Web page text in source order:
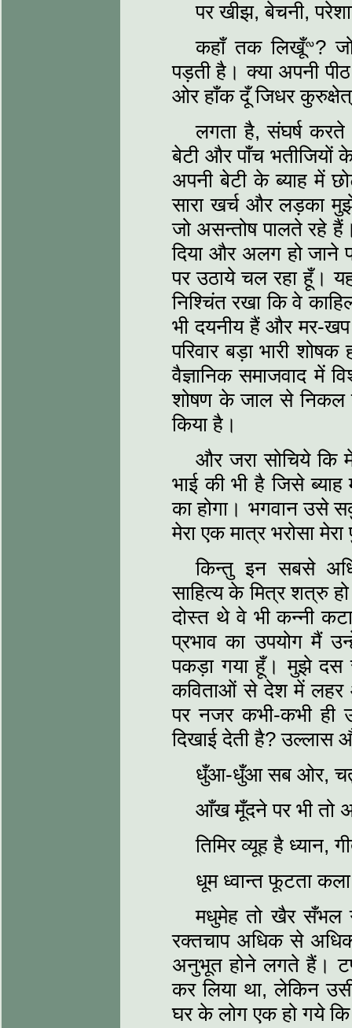
पर खीझ, बेचनी,
कहाँ तक लिखूँᣛ?
पड़ती है। क्‍या अपनी
ओर हाँक दूँ जिधर
लगता है, संघर्ष
बेटी और पाँच भतीजियों
अपनी बेटी के ब्‍याह में
सारा खर्च और लड़का
जो असन्‍तोष पालते रहे
दिया और अलग हो जाने
पर उठाये चल रहा हूँ।
निश्चिंत रखा कि वे
भी दयनीय हैं और मर-
परिवार बड़ा भारी
वैज्ञानिक समाजवाद में
शोषण के जाल से निकल
किया है।
और जरा सोचिये कि
भाई की भी है जिसे
का होगा। भगवान उसे
मेरा एक मात्र भरोसा
किन्‍तु इन सबसे
साहित्‍य के मित्र शत्रु
दोस्‍त थे वे भी कन्‍नी
प्रभाव का उपयोग मैं
पकड़ा गया हूँ। मुझे दस
कविताओं से देश में लहर
पर नजर कभी-कभी ही
दिखाई देती है? उल्‍लास
धुँआ-धुँआ सब ओर,
आँख मूँदने पर भी तो
तिमिर व्यूह है ध्‍यान,
धूम ध्‍वान्‍त फूटता
मधुमेह तो खैर सँभल
रक्‍तचाप अधिक से
अनुभूत होने लगते हैं।
कर लिया था, लेकिन
घर के लोग एक हो गये